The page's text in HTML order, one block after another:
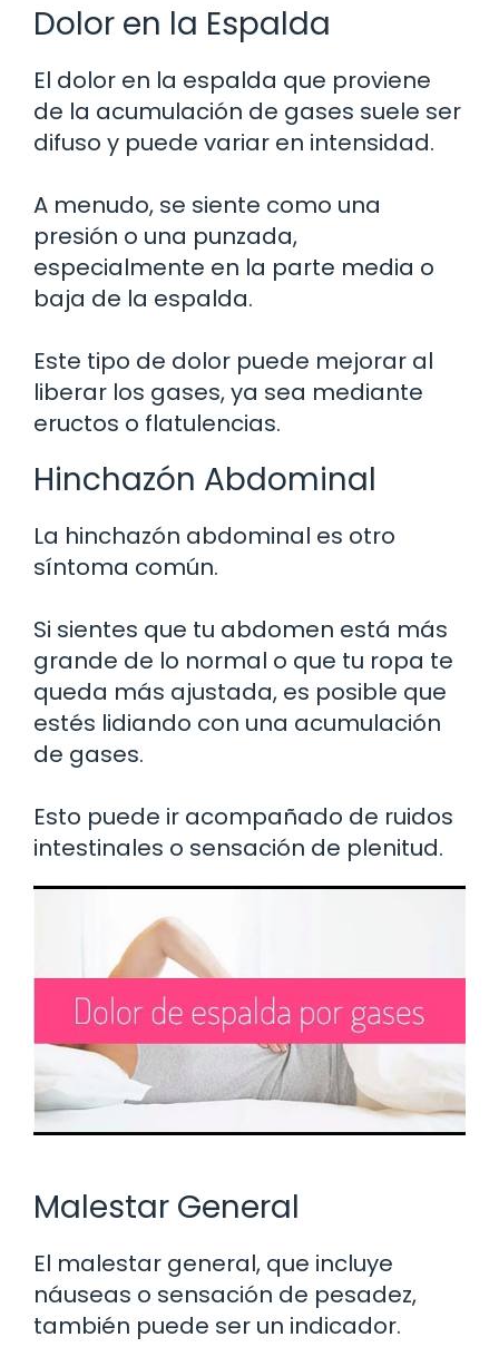
Dolor en la Espalda
El dolor en la espalda que proviene
de la acumulación de gases suele ser
difuso y puede variar en intensidad.
A menudo, se siente como una
presión o una punzada,
especialmente en la parte media o
baja de la espalda.
Este tipo de dolor puede mejorar al
liberar los gases, ya sea mediante
eructos o flatulencias.
Hinchazón Abdominal
La hinchazón abdominal es otro
síntoma común.
Si sientes que tu abdomen está más
grande de lo normal o que tu ropa te
queda más ajustada, es posible que
estés lidiando con una acumulación
de gases.
Esto puede ir acompañado de ruidos
intestinales o sensación de plenitud.
Malestar General
El malestar general, que incluye
náuseas o sensación de pesadez,
también puede ser un indicador.